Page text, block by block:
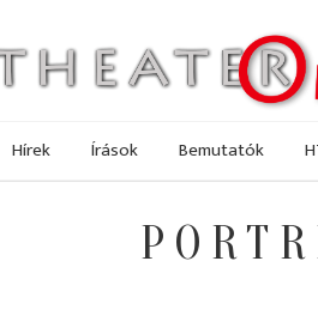
Hírek Írások Bemutatók